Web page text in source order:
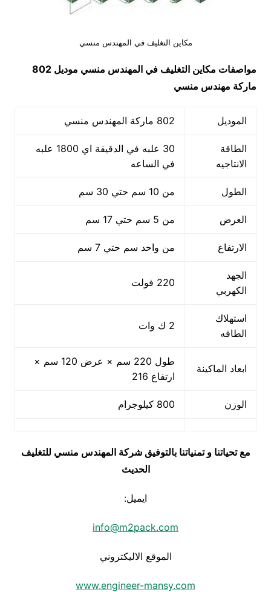
مكاين التغليف في المهندس منسي
مواصفات مكاين التغليف في المهندس منسي
موديل 802
ماركة مهندس منسي
الموديل 802 ماركة المهندس منسي
الطاقة
الانتاجيه
30 علبه في الدقيقة اي 1800 علبه
في الساعه
الطول من 10 سم حتي 30 سم
العرض من 5 سم حتي 17 سم
الارتفاع من واحد سم حتي 7 سم
الجهد
الكهربي
220 فولت
استهلاك
الطاقه
2 ك وات
ابعاد الماكينة
طول 220 سم × عرض 120 سم ×
ارتفاع 216
الوزن 800 كيلوجرام
مع تحياتنا و تمنياتنا بالتوفيق شركة المهندس منسي للتغليف
الحديث
ايميل:
info@m2pack.com
الموقع الاليكتروني
www.engineer-mansy.com